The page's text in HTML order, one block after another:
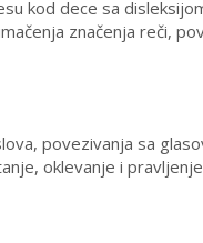
kod dece sa
značenja reči,
povezivanja sa
oklevanje i